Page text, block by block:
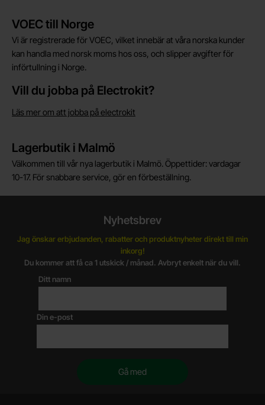
Kort allmän information
VOEC till Norge
Vi är registrerade för VOEC, vilket innebär at våra norska kunder
kan handla med norsk moms hos oss, och slipper avgifter för
införtullning i Norge.
Vill du jobba på Electrokit?
Läs mer om att jobba på electrokit
Lagerbutik i Malmö
Välkommen till vår nya lagerbutik i Malmö. Öppettider: vardagar
10-17. För snabbare service, gör en förbeställning.
Nyhetsbrev
Jag önskar erbjudanden, rabatter och produktnyheter direkt till min
inkorg!
Du kommer att få ca 1 utskick / månad. Avbryt enkelt när du vill.
Ditt namn
Din e-post